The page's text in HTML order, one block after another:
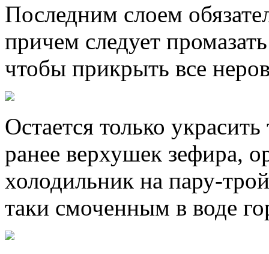
Последним слоем
причем следует
чтобы прикрыть все
Остается только
ранее верхушек зефира,
холодильник на пару-
таки смоченным в воде